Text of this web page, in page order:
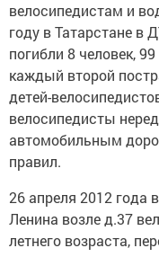
велосипедистам и
году в Татарстане в
погибли 8 человек,
каждый второй
детей-
велосипедисты
автомобильным
правил.
26 апреля 2012 года
Ленина возле д.37
летнего возраста,